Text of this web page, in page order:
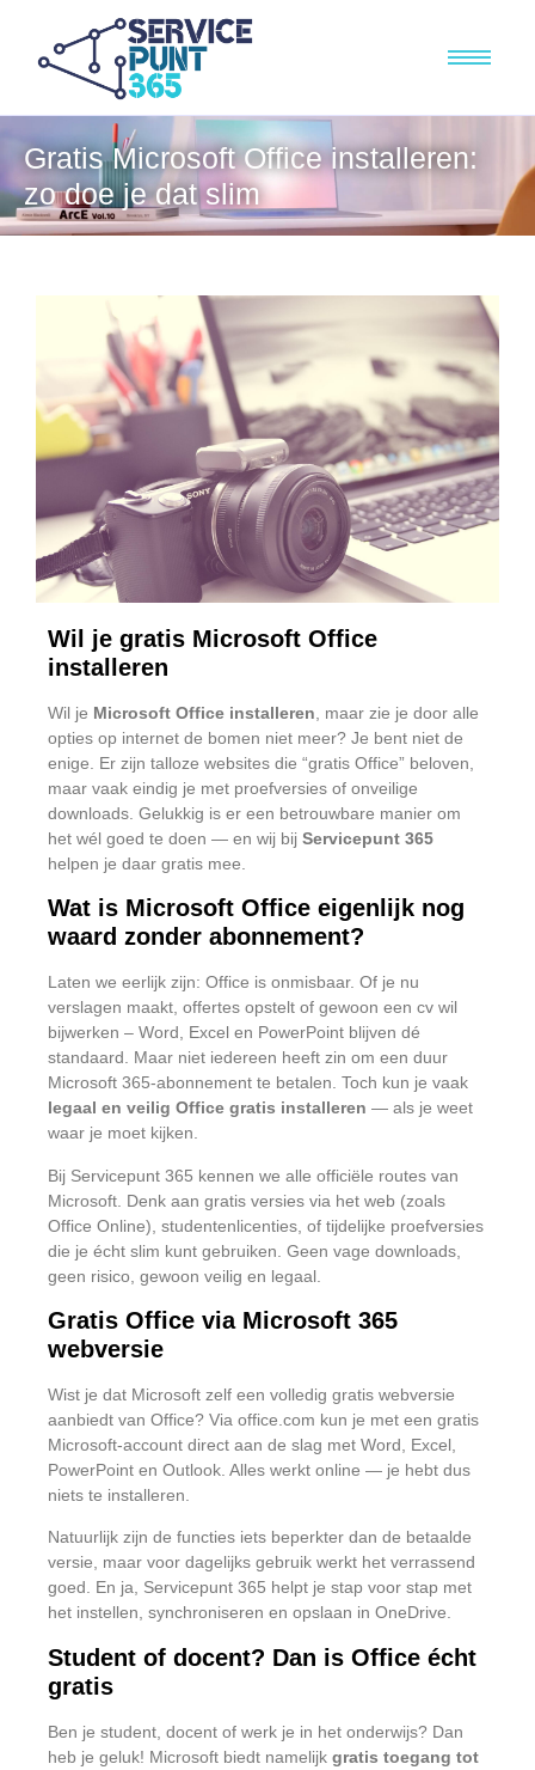
Gratis Microsoft Office installeren:
zo doe je dat slim
Wil je gratis Microsoft Office
installeren
Wil je Microsoft Office installeren , maar zie je door alle
opties op internet de bomen niet meer? Je bent niet de
enige. Er zijn talloze websites die “gratis Office” beloven,
maar vaak eindig je met proefversies of onveilige
downloads. Gelukkig is er een betrouwbare manier om
het wél goed te doen — en wij bij Servicepunt 365
helpen je daar gratis mee.
Wat is Microsoft Office eigenlijk nog
waard zonder abonnement?
Laten we eerlijk zijn: Office is onmisbaar. Of je nu
verslagen maakt, offertes opstelt of gewoon een cv wil
bijwerken – Word, Excel en PowerPoint blijven dé
standaard. Maar niet iedereen heeft zin om een duur
Microsoft 365-abonnement te betalen. Toch kun je vaak
legaal en veilig Office gratis installeren — als je weet
waar je moet kijken.
Bij Servicepunt 365 kennen we alle officiële routes van
Microsoft. Denk aan gratis versies via het web (zoals
Office Online), studentenlicenties, of tijdelijke proefversies
die je écht slim kunt gebruiken. Geen vage downloads,
geen risico, gewoon veilig en legaal.
Gratis Office via Microsoft 365
webversie
Wist je dat Microsoft zelf een volledig gratis webversie
aanbiedt van Office? Via office.com kun je met een gratis
Microsoft-account direct aan de slag met Word, Excel,
PowerPoint en Outlook. Alles werkt online — je hebt dus
niets te installeren.
Natuurlijk zijn de functies iets beperkter dan de betaalde
versie, maar voor dagelijks gebruik werkt het verrassend
goed. En ja, Servicepunt 365 helpt je stap voor stap met
het instellen, synchroniseren en opslaan in OneDrive.
Student of docent? Dan is Office écht
gratis
Ben je student, docent of werk je in het onderwijs? Dan
heb je geluk! Microsoft biedt namelijk gratis toegang tot